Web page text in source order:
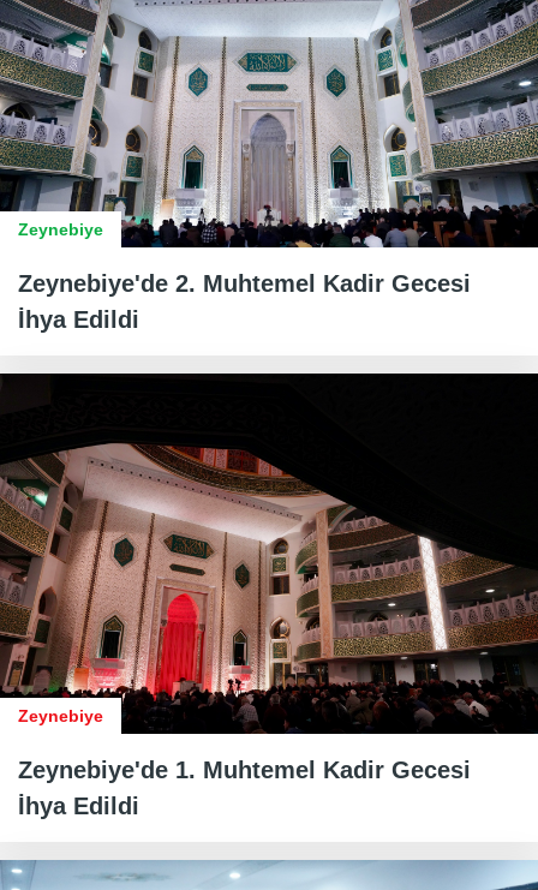
Zeynebiye
Zeynebiye'de 2. Muhtemel Kadir Gecesi
İhya Edildi
Zeynebiye
Zeynebiye'de 1. Muhtemel Kadir Gecesi
İhya Edildi